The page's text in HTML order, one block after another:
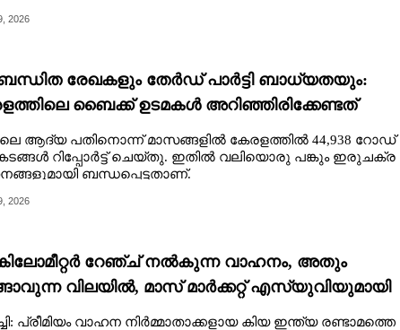
2026
രേഖകളും തേർഡ് പാർട്ടി ബാധ്യതയും:
ബൈക്ക് ഉടമകൾ അറിഞ്ഞിരിക്കേണ്ടത്
ലെ ആദ്യ പതിനൊന്ന് മാസങ്ങളിൽ കേരളത്തിൽ 44,938 റോഡ്
റിപ്പോർട്ട് ചെയ്തു. ഇതിൽ വലിയൊരു പങ്കും ഇരുചക്ര
ബന്ധപ്പെട്ടതാണ്.
2026
കിലോമീറ്റർ റേഞ്ച്‌ നൽകുന്ന വാഹനം, അതും
വിലയിൽ, മാസ് മാർക്കറ്റ് എസ്‌യു‌വിയുമായി
പ്രീമിയം വാഹന നിർമ്മാതാക്കളായ കിയ ഇന്ത്യ രണ്ടാമത്തെ